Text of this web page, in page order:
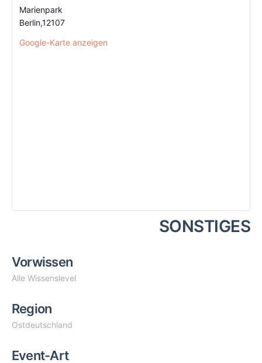
Marienpark
Berlin,12107
Google-Karte anzeigen
SONSTIGES
Vorwissen
Alle Wissenslevel
Region
Ostdeutschland
Event-Art